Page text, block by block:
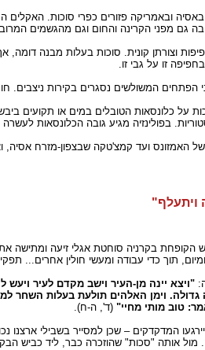
גם מפני הקרינה והחום וגם מהגשמים
וצורתן קונית. סוכות בעלות מבנה דומה,
זו על גבי זו.
הפתחים המשולשים נסגרים בקירות ניצבים.
סוכות על כלונסאות הטובלים במים או תקועים
בפולינזיה מגיע גובה הכלונסאות
של האמזונס ועד קמצ'טקה שבצפון-מזרח
ויתעלף"
בקרניה סוחטת אגלי זיעה ומתישה
תוך כדי עבודה ומעשי חולין אחרים...
"ויצא יינה מן-העיר וישב מקדם לעיר
גדולה. וימן האלהים תולעת בעלות השחר
טוב מותי מחיי" (ד', ה-ח).
המדקדקים – שכן למסייר בשבילי
מול אותה "סכות" שהוזכרה כבר, ליד כביש